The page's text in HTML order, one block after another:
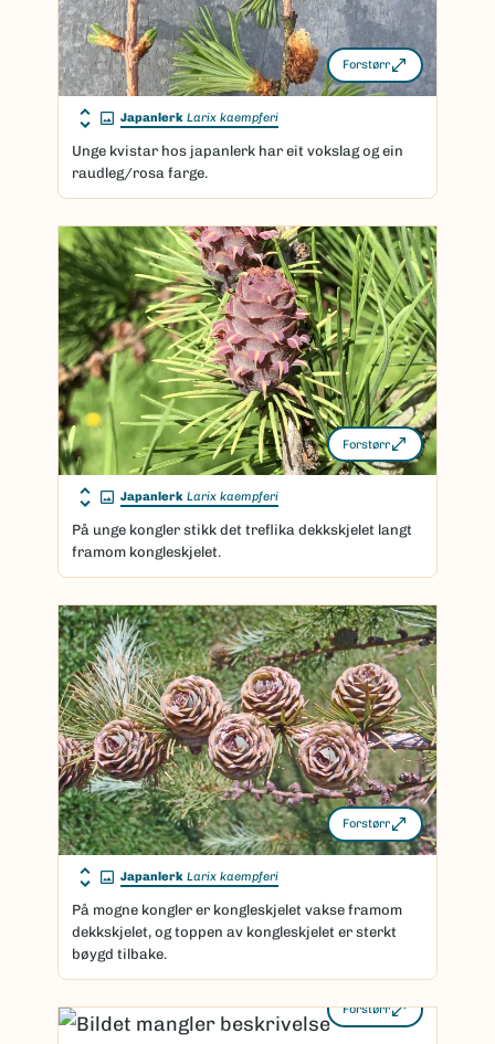
Forstørr
Japanlerk Larix kaempferi
Unge kvistar hos japanlerk har eit vokslag og ein
raudleg/rosa farge.
Forstørr
Japanlerk Larix kaempferi
På unge kongler stikk det treflika dekkskjelet langt
framom kongleskjelet.
Forstørr
Japanlerk Larix kaempferi
På mogne kongler er kongleskjelet vakse framom
dekkskjelet, og toppen av kongleskjelet er sterkt
bøygd tilbake.
Forstørr